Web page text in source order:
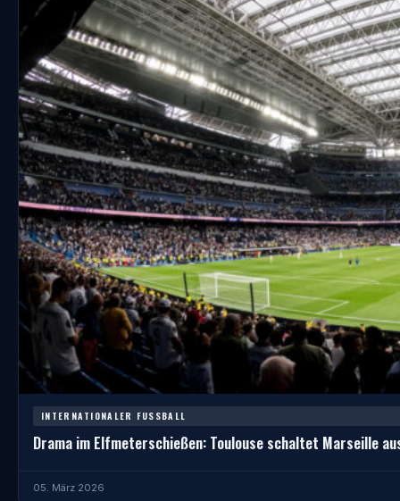
INTERNATIONALER FUSSBALL
Drama im Elfmeterschießen: Toulouse schaltet Marseille
05. März 2026